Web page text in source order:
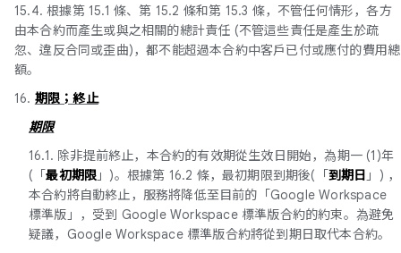
15.4. 根據第 15.1 條、第 15.2 條和第 15.3 條，不管任何情形，各方
由本合約而產生或與之相關的總計責任 (不管這些責任是產生於疏
忽、違反合同或歪曲)，都不能超過本合約中客戶已付或應付的費用總
額。
16. 期限；終止
期限
16.1. 除非提前終止，本合約的有效期從生效日開始，為期一 (1)年
(「最初期限 」)。根據第 16.2 條，最初期限到期後(「到期日 」) ，
本合約將自動終止，服務將降低至目前的「Google Workspace
標準版」，受到 Google Workspace 標準版合約的約束。為避免
疑議，Google Workspace 標準版合約將從到期日取代本合約。